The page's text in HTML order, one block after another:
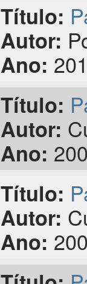
Título:
Autor:
Ano:
Título:
Autor:
Ano:
Título:
Autor:
Ano: